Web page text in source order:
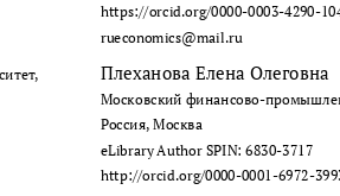
https://orcid.org/0000-0003-4290-
rueconomics@mail.ru
Плеханова Елена Олеговна
Московский финансово-
Россия, Москва
eLibrary Author SPIN: 6830-3717
http://orcid.org/0000-0001-6972-